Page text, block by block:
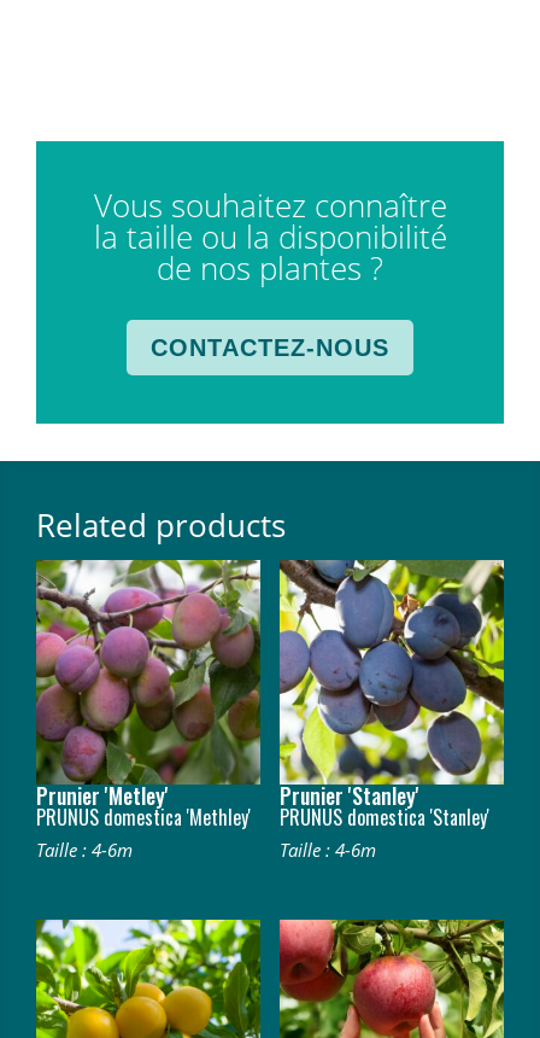
Vous souhaitez connaître
la taille ou la disponibilité
de nos plantes ?
CONTACTEZ-NOUS
Related products
Prunier 'Metley'
PRUNUS domestica 'Methley'
Taille : 4-6m
Prunier 'Stanley'
PRUNUS domestica 'Stanley'
Taille : 4-6m